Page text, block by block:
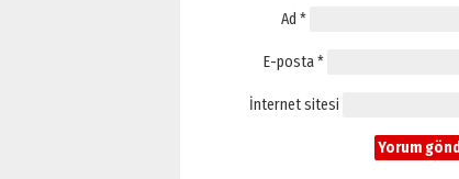
Ad *
E-posta*
İnternet sitesi